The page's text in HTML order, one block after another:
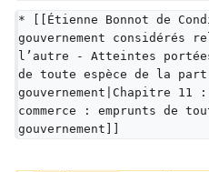
* [[Étienne Bonnot de
gouvernement considérés
l’autre - Atteintes portées
de toute espèce de la
gouvernement|Chapitre
commerce : emprunts de
gouvernement]]